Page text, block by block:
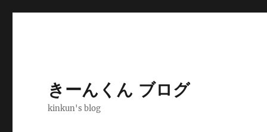
きーんくん ブログ
kinkun's blog